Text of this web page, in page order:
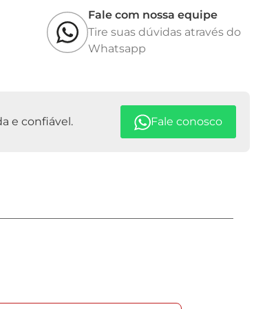
Fale com nossa equipe
Tire suas dúvidas através do
Whatsapp
e confiável. Fale conosco